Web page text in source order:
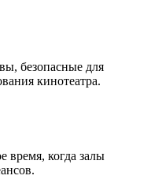
безопасные для
кинотеатра.
время, когда залы